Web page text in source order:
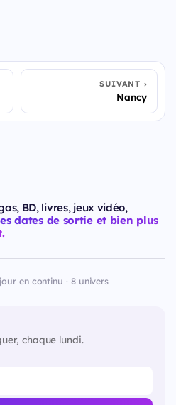
SUIVANT
Nancy
BD, livres, jeux vidéo,
dates de sortie et bien plus
en continu · 8 univers
chaque lundi.